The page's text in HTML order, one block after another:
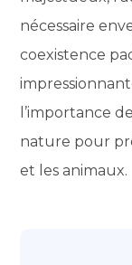
nécessaire
coexistence
l’importance
nature pour
et les animaux.